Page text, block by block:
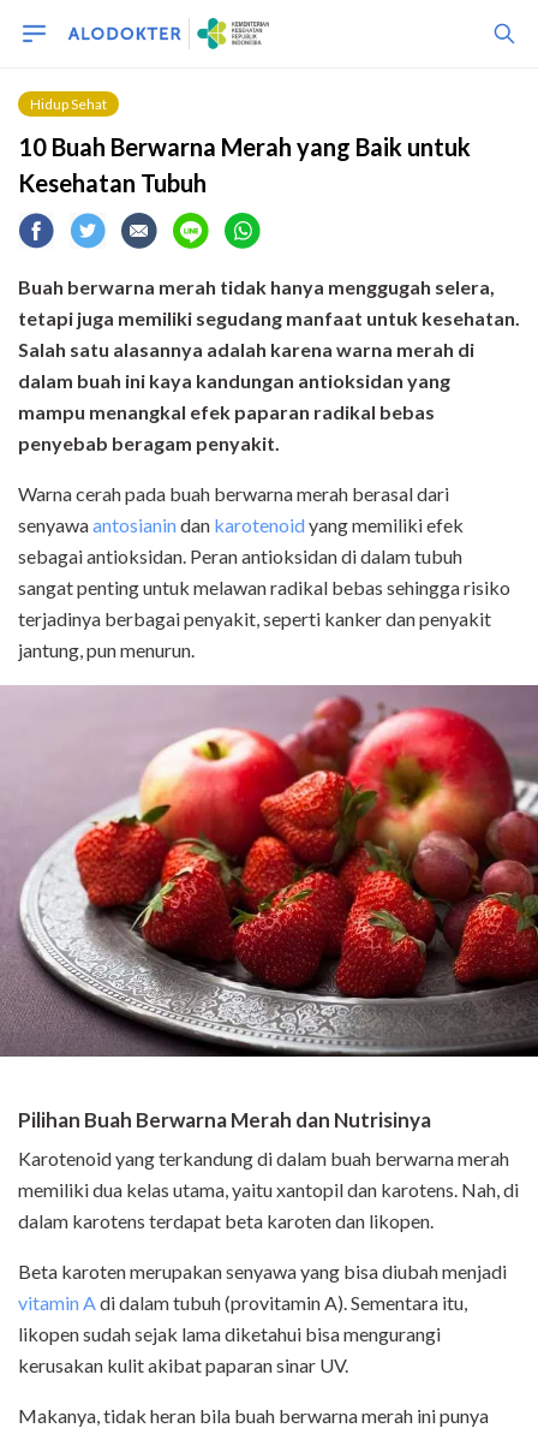
Hidup Sehat
10 Buah Berwarna Merah yang Baik untuk
Kesehatan Tubuh
Buah berwarna merah tidak hanya menggugah selera,
tetapi juga memiliki segudang manfaat untuk kesehatan.
Salah satu alasannya adalah karena warna merah di
dalam buah ini kaya kandungan antioksidan yang
mampu menangkal efek paparan radikal bebas
penyebab beragam penyakit.
Warna cerah pada buah berwarna merah berasal dari
senyawaantosianindan karotenoidyang memiliki efek
sebagai antioksidan. Peran antioksidan di dalam tubuh
sangat penting untuk melawan radikal bebas sehingga risiko
terjadinya berbagai penyakit, seperti kanker dan penyakit
jantung, pun menurun.
Pilihan Buah Berwarna Merah dan Nutrisinya
Karotenoid yang terkandung di dalam buah berwarna merah
memiliki dua kelas utama, yaitu xantopil dan karotens. Nah, di
dalam karotens terdapat beta karoten dan likopen.
Beta karoten merupakan senyawa yang bisa diubah menjadi
vitamin Adi dalam tubuh (provitamin A). Sementara itu,
likopen sudah sejak lama diketahui bisa mengurangi
kerusakan kulit akibat paparan sinar UV.
Makanya, tidak heran bila buah berwarna merah ini punya